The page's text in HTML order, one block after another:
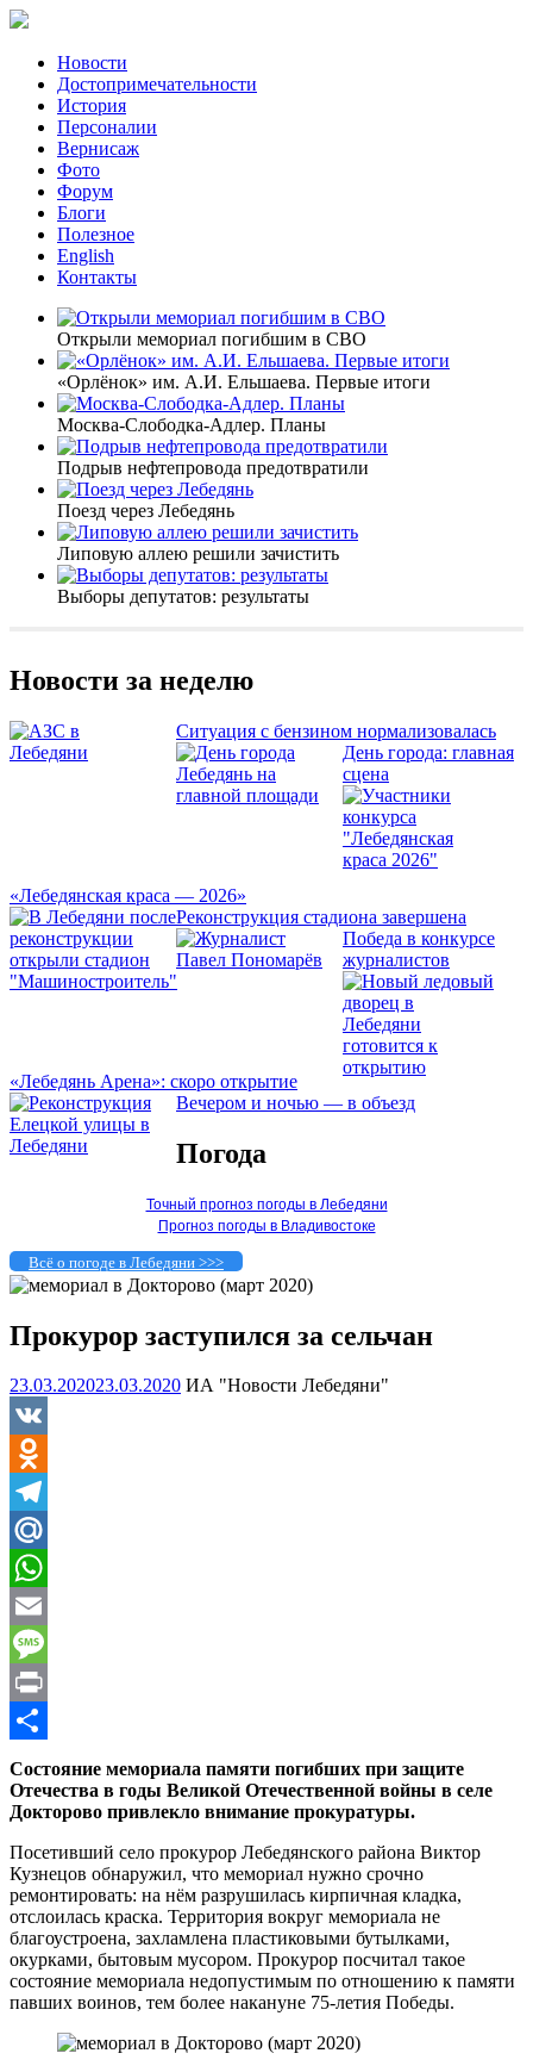
Новости
Достопримечательности
История
Персоналии
Вернисаж
Фото
Форум
Блоги
Полезное
English
Контакты
Открыли мемориал погибшим в СВО
«Орлёнок» им. А.И. Ельшаева. Первые итоги
Москва-Слободка-Адлер. Планы
Подрыв нефтепровода предотвратили
Поезд через Лебедянь
Липовую аллею решили зачистить
Выборы депутатов: результаты
Новости за неделю
Ситуация с бензином нормализовалась
День города: главная
сцена
«Лебедянская краса — 2026»
Реконструкция стадиона завершена
Победа в конкурсе
журналистов
«Лебедянь Арена»: скоро открытие
Вечером и ночью — в объезд
Погода
Точный прогноз погоды в Лебедяни
Прогноз погоды в Владивостоке
Всё о погоде в Лебедяни >>>
Прокурор заступился за сельчан
23.03.202023.03.2020 ИА "Новости Лебедяни"
VK
Odnoklassniki
Telegram
Mail.Ru
WhatsApp
Email
Message
Print
Отправить
Состояние мемориала памяти погибших при защите
Отечества в годы Великой Отечественной войны в селе
Докторово привлекло внимание прокуратуры.
Посетивший село прокурор Лебедянского района Виктор
Кузнецов обнаружил, что мемориал нужно срочно
ремонтировать: на нём разрушилась кирпичная кладка,
отслоилась краска. Территория вокруг мемориала не
благоустроена, захламлена пластиковыми бутылками,
окурками, бытовым мусором. Прокурор посчитал такое
состояние мемориала недопустимым по отношению к памяти
павших воинов, тем более накануне 75-летия Победы.